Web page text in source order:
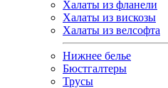
Халаты из фланели
Халаты из вискозы
Халаты из велсофта
Нижнее белье
Бюстгалтеры
Трусы